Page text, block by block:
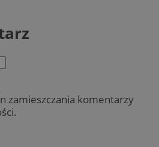
zamieszczania komentarzy